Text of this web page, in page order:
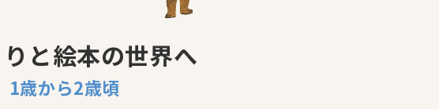
と絵本の世界へ
1歳から2歳頃